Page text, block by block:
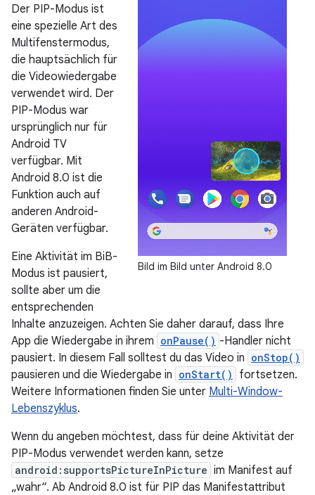
Bild im Bild unter Android 8.0
Der PIP-Modus ist
eine spezielle Art des
Multifenstermodus,
die hauptsächlich für
die Videowiedergabe
verwendet wird. Der
PIP-Modus war
ursprünglich nur für
Android TV
verfügbar. Mit
Android 8.0 ist die
Funktion auch auf
anderen Android-
Geräten verfügbar.
Eine Aktivität im BiB-
Modus ist pausiert,
sollte aber um die
entsprechenden
Inhalte anzuzeigen. Achten Sie daher darauf, dass Ihre
App die Wiedergabe in ihrem onPause() -Handler nicht
pausiert. In diesem Fall solltest du das Video in onStop()
pausieren und die Wiedergabe in onStart()
fortsetzen.
Weitere Informationen finden Sie unter Multi-Window-
Lebenszyklus.
Wenn du angeben möchtest, dass für deine Aktivität der
PIP-Modus verwendet werden kann, setze
android:supportsPictureInPicture im Manifest auf
„wahr“. Ab Android 8.0 ist für PIP das Manifestattribut